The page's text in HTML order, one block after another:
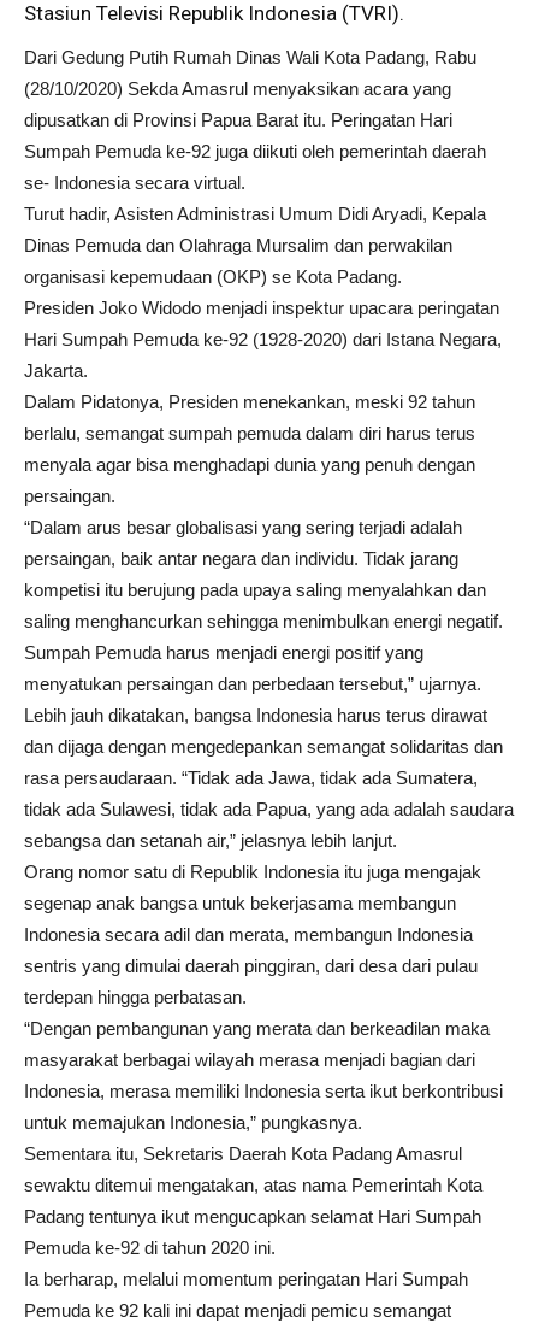
Stasiun Televisi Republik Indonesia (TVRI).
Dari Gedung Putih Rumah Dinas Wali Kota Padang, Rabu
(28/10/2020) Sekda Amasrul menyaksikan acara yang
dipusatkan di Provinsi Papua Barat itu. Peringatan Hari
Sumpah Pemuda ke-92 juga diikuti oleh pemerintah daerah
se- Indonesia secara virtual.
Turut hadir, Asisten Administrasi Umum Didi Aryadi, Kepala
Dinas Pemuda dan Olahraga Mursalim dan perwakilan
organisasi kepemudaan (OKP) se Kota Padang.
Presiden Joko Widodo menjadi inspektur upacara peringatan
Hari Sumpah Pemuda ke-92 (1928-2020) dari Istana Negara,
Jakarta.
Dalam Pidatonya, Presiden menekankan, meski 92 tahun
berlalu, semangat sumpah pemuda dalam diri harus terus
menyala agar bisa menghadapi dunia yang penuh dengan
persaingan.
“Dalam arus besar globalisasi yang sering terjadi adalah
persaingan, baik antar negara dan individu. Tidak jarang
kompetisi itu berujung pada upaya saling menyalahkan dan
saling menghancurkan sehingga menimbulkan energi negatif.
Sumpah Pemuda harus menjadi energi positif yang
menyatukan persaingan dan perbedaan tersebut,” ujarnya.
Lebih jauh dikatakan, bangsa Indonesia harus terus dirawat
dan dijaga dengan mengedepankan semangat solidaritas dan
rasa persaudaraan. “Tidak ada Jawa, tidak ada Sumatera,
tidak ada Sulawesi, tidak ada Papua, yang ada adalah saudara
sebangsa dan setanah air,” jelasnya lebih lanjut.
Orang nomor satu di Republik Indonesia itu juga mengajak
segenap anak bangsa untuk bekerjasama membangun
Indonesia secara adil dan merata, membangun Indonesia
sentris yang dimulai daerah pinggiran, dari desa dari pulau
terdepan hingga perbatasan.
“Dengan pembangunan yang merata dan berkeadilan maka
masyarakat berbagai wilayah merasa menjadi bagian dari
Indonesia, merasa memiliki Indonesia serta ikut berkontribusi
untuk memajukan Indonesia,” pungkasnya.
Sementara itu, Sekretaris Daerah Kota Padang Amasrul
sewaktu ditemui mengatakan, atas nama Pemerintah Kota
Padang tentunya ikut mengucapkan selamat Hari Sumpah
Pemuda ke-92 di tahun 2020 ini.
Ia berharap, melalui momentum peringatan Hari Sumpah
Pemuda ke 92 kali ini dapat menjadi pemicu semangat